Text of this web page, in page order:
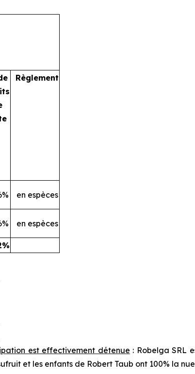
Règlement
en espèces
en espèces
est effectivement détenue : Robelga SRL
et les enfants de Robert Taub ont 100% la